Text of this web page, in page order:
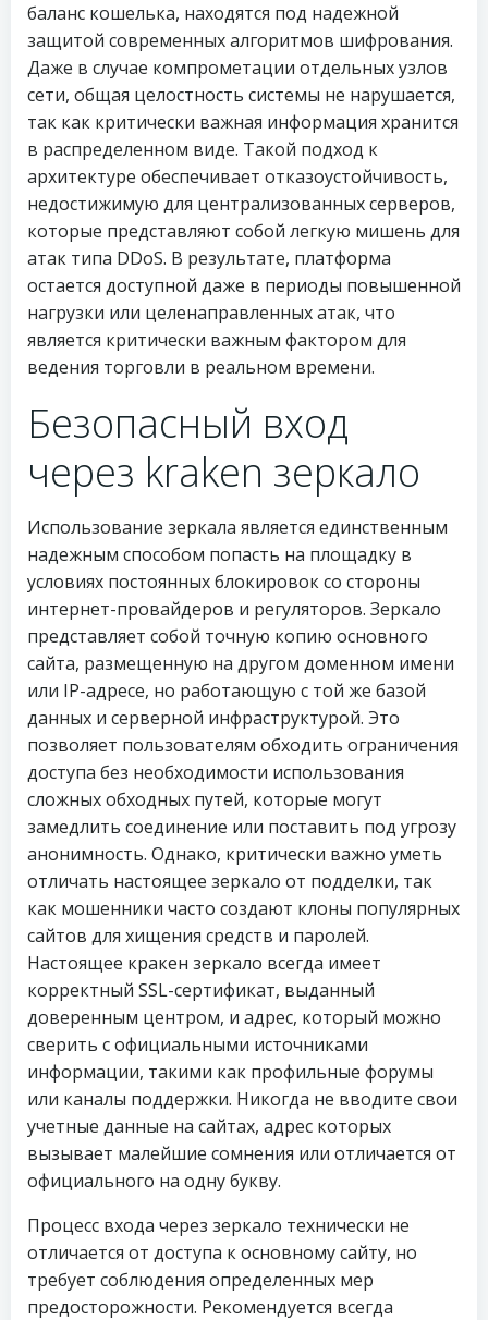
баланс кошелька, находятся под надежной
защитой современных алгоритмов шифрования.
Даже в случае компрометации отдельных узлов
сети, общая целостность системы не нарушается,
так как критически важная информация хранится
в распределенном виде. Такой подход к
архитектуре обеспечивает отказоустойчивость,
недостижимую для централизованных серверов,
которые представляют собой легкую мишень для
атак типа DDoS. В результате, платформа
остается доступной даже в периоды повышенной
нагрузки или целенаправленных атак, что
является критически важным фактором для
ведения торговли в реальном времени.
Безопасный вход
через kraken зеркало
Использование зеркала является единственным
надежным способом попасть на площадку в
условиях постоянных блокировок со стороны
интернет-провайдеров и регуляторов. Зеркало
представляет собой точную копию основного
сайта, размещенную на другом доменном имени
или IP-адресе, но работающую с той же базой
данных и серверной инфраструктурой. Это
позволяет пользователям обходить ограничения
доступа без необходимости использования
сложных обходных путей, которые могут
замедлить соединение или поставить под угрозу
анонимность. Однако, критически важно уметь
отличать настоящее зеркало от подделки, так
как мошенники часто создают клоны популярных
сайтов для хищения средств и паролей.
Настоящее кракен зеркало всегда имеет
корректный SSL-сертификат, выданный
доверенным центром, и адрес, который можно
сверить с официальными источниками
информации, такими как профильные форумы
или каналы поддержки. Никогда не вводите свои
учетные данные на сайтах, адрес которых
вызывает малейшие сомнения или отличается от
официального на одну букву.
Процесс входа через зеркало технически не
отличается от доступа к основному сайту, но
требует соблюдения определенных мер
предосторожности. Рекомендуется всегда